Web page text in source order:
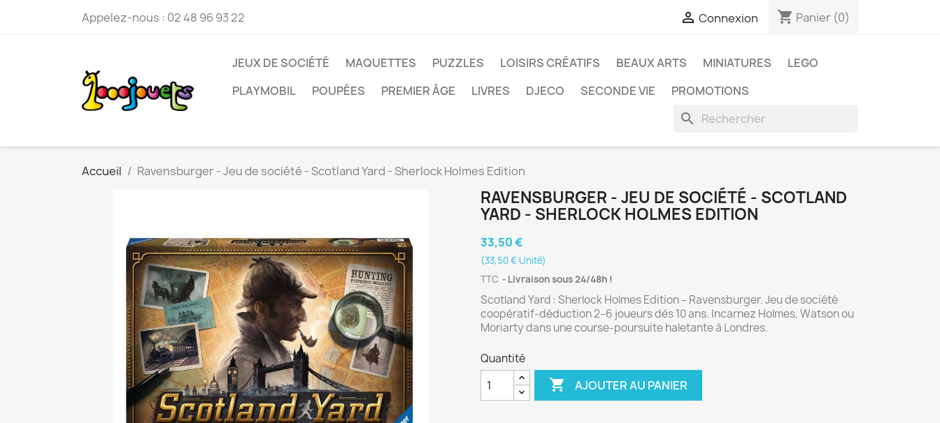
Appelez-nous : 02 48 96 93 22  Connexion shopping_cart Panier (0)
JEUX DE SOCIÉTÉ MAQUETTES PUZZLES LOISIRS CRÉATIFS BEAUX ARTS MINIATURES
LEGO
PLAYMOBIL
POUPÉES PREMIER ÂGE LIVRES DJECO SECONDE VIE PROMOTIONS
search
Accueil Ravensburger - Jeu de société - Scotland Yard - Sherlock Holmes Edition
RAVENSBURGER - JEU DE SOCIÉTÉ - SCOTLAND
YARD - SHERLOCK HOLMES EDITION
33,50 €
(33,50 € Unité)
TTC
Livraison sous 24/48h !
Scotland Yard : Sherlock Holmes Edition – Ravensburger. Jeu de société
coopératif-déduction 2–6 joueurs dès 10 ans. Incarnez Holmes, Watson ou
Moriarty dans une course-poursuite haletante à Londres.
Quantité
 AJOUTER AU PANIER